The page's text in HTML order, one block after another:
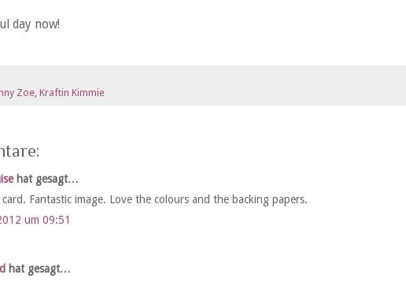
day now!
Zoe, Kraftin Kimmie
hat gesagt…
Fantastic image. Love the colours and the backing papers.
um 09:51
hat gesagt…